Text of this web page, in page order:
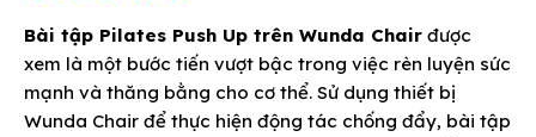
Bài tập Pilates Push Up trên Wunda Chair được
xem là một bước tiến vượt bậc trong việc rèn luyện sức
mạnh và thăng bằng cho cơ thể. Sử dụng thiết bị
Wunda Chair để thực hiện động tác chống đẩy, bài tập